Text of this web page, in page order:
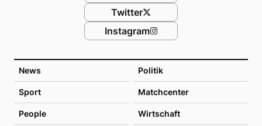
News Politik
Sport Matchcenter
People Wirtschaft
Twitter
Instagram